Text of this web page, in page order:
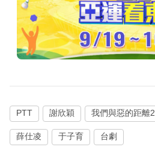
PTT 謝欣穎 我們與惡的距離2
薛仕凌 于子育 台劇